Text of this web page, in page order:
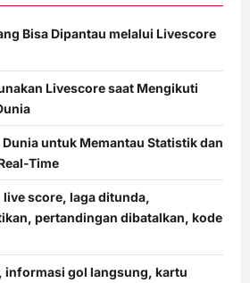
Bisa Dipantau melalui Livescore
Livescore saat Mengikuti
untuk Memantau Statistik dan
Time
score, laga ditunda,
pertandingan dibatalkan, kode
informasi gol langsung, kartu